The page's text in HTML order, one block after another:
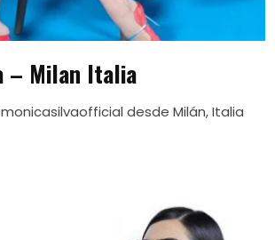
– Milan Italia
desde Milán, Italia